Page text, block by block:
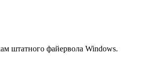
штатного файервола Windows.